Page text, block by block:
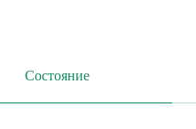
Состояние